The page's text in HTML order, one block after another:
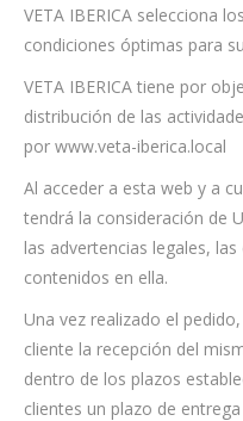
VETA IBERICA selecciona
condiciones óptimas para
VETA IBERICA tiene por
distribución de las
por www.veta-iberica.local
Al acceder a esta web y a
tendrá la consideración de
las advertencias legales,
contenidos en ella.
Una vez realizado el
cliente la recepción del
dentro de los plazos
clientes un plazo de